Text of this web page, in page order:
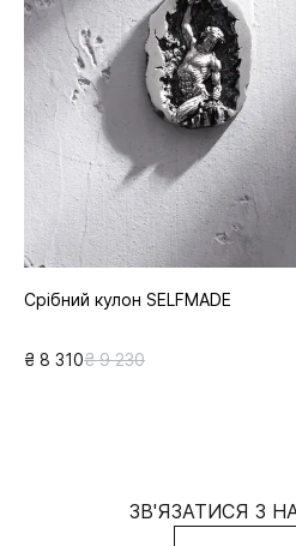
Срібний кулон SELFMADE
₴ 8 310₴ 9 230
ЗВ'ЯЗАТИСЯ З